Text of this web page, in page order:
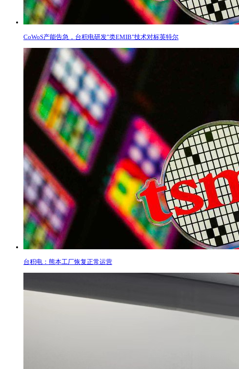
CoWoS产能告急，台积电研发"类EMIB"技术对标英特尔
台积电：熊本工厂恢复正常运营